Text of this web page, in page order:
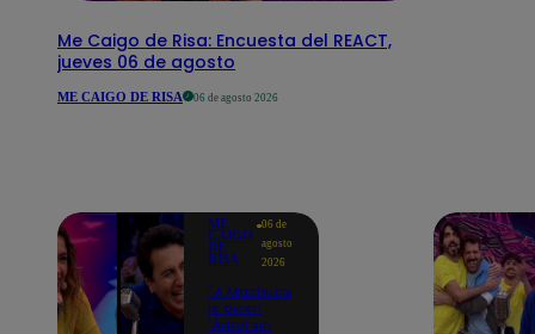
Me Caigo de Risa: Encuesta del REACT,
jueves 06 de agosto
ME CAIGO DE RISA 06 de agosto 2026
ME
CAIGO
DE
RISA
06 de
agosto
2026
"A Machuca
le dicen
'Árbol sin